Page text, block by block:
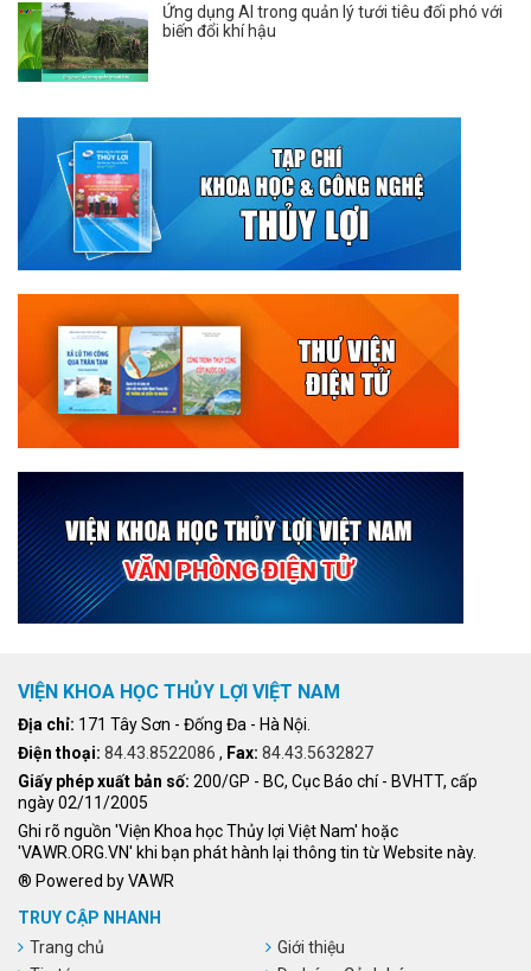
Ứng dụng AI trong quản lý tưới tiêu đối phó với
biến đổi khí hậu
VIỆN KHOA HỌC THỦY LỢI VIỆT NAM
Địa chỉ: 171 Tây Sơn - Đống Đa - Hà Nội.
Điện thoại: 84.43.8522086 , Fax: 84.43.5632827
Giấy phép xuất bản số: 200/GP - BC, Cục Báo chí - BVHTT, cấp
ngày 02/11/2005
Ghi rõ nguồn 'Viện Khoa học Thủy lợi Việt Nam' hoặc
'VAWR.ORG.VN' khi bạn phát hành lại thông tin từ Website này.
® Powered by VAWR
TRUY CẬP NHANH
Trang chủ
Giới thiệu